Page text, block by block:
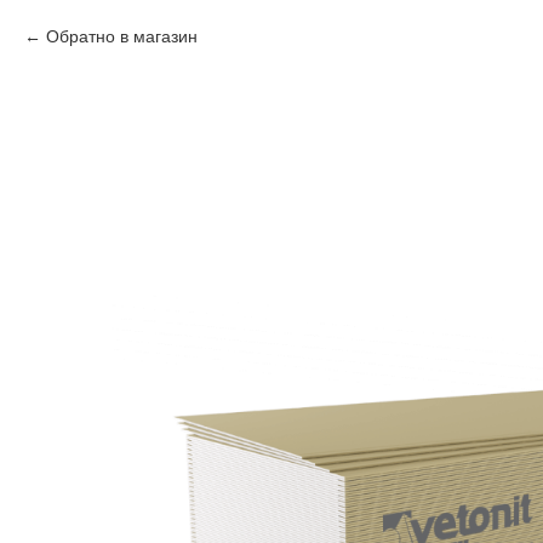
Обратно в магазин